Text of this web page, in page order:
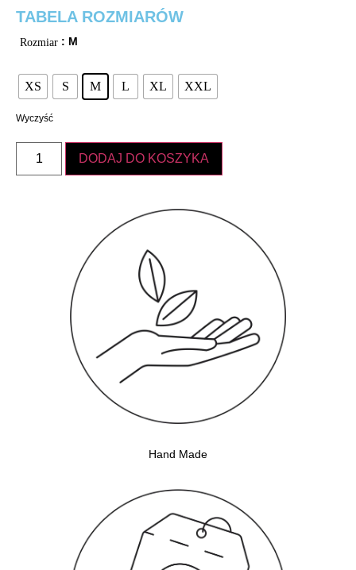
TABELA ROZMIARÓW
Rozmiar : M
XS S M L XL XXL
Wyczyść
DODAJ DO KOSZYKA
Hand Made